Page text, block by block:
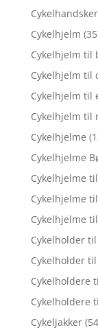
Cykelhandsker
Cykelhjelm
Cykelhjelm til
Cykelhjelm til
Cykelhjelm til
Cykelhjelm til
Cykelhjelme
Cykelhjelme
Cykelhjelme
Cykelhjelme
Cykelhjelme
Cykelholder
Cykelholder
Cykeljakker